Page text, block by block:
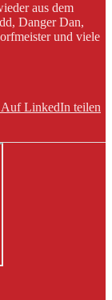
aus dem
Danger Dan,
und viele
Auf LinkedIn teilen